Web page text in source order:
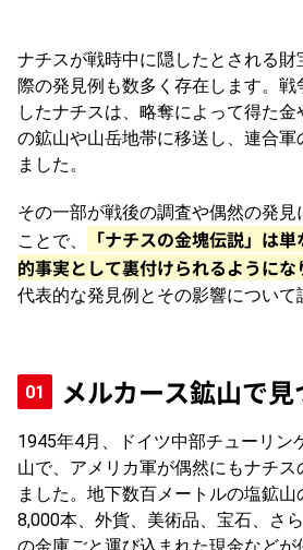
ナチスが戦時中に隠したとされる
際の発見例も数多く存在します。
したナチスは、略奪によって得た
の鉱山や山岳地帯に移送し、連合軍
ました。
その一部が戦後の調査や偶然の発見
ことで、
「ナチスの金塊伝説」は
的事実として裏付けられるようにな
代表的な発見例とその影響について
メルカース鉱山で
1945年4月、ドイツ中部チューリン
山で、アメリカ軍が偶然にもナチス
ました。地下数百メートルの塩鉱
8,000本、外貨、美術品、宝石、さ